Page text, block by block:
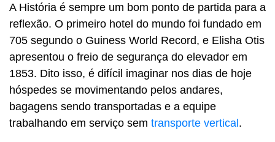
A História é sempre um bom ponto de partida para a
reflexão. O primeiro hotel do mundo foi fundado em
705 segundo o Guiness World Record, e Elisha Otis
apresentou o freio de segurança do elevador em
1853. Dito isso, é difícil imaginar nos dias de hoje
hóspedes se movimentando pelos andares,
bagagens sendo transportadas e a equipe
trabalhando em serviço sem transporte vertical.